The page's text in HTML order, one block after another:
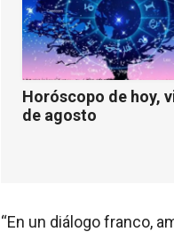
Horóscopo de hoy,
de agosto
“En un diálogo franco,